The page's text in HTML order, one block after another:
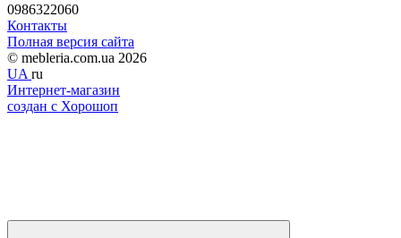
0986322060
Контакты
Полная версия сайта
© mebleria.com.ua 2026
UA ru
Интернет-магазин
создан с Хорошоп